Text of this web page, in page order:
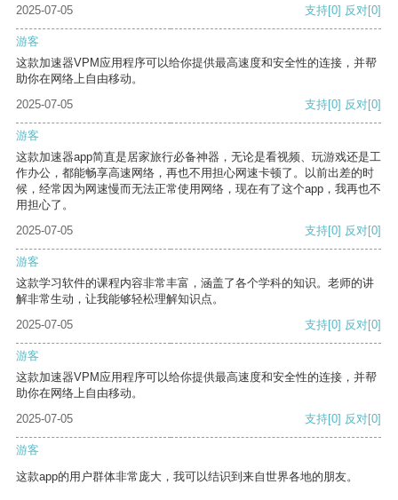
2025-07-05
支持[0] 反对[0]
游客
这款加速器VPM应用程序可以给你提供最高速度和安全性的连接，并帮
助你在网络上自由移动。
2025-07-05
支持[0] 反对[0]
游客
这款加速器app简直是居家旅行必备神器，无论是看视频、玩游戏还是工
作办公，都能畅享高速网络，再也不用担心网速卡顿了。以前出差的时
候，经常因为网速慢而无法正常使用网络，现在有了这个app，我再也不
用担心了。
2025-07-05
支持[0] 反对[0]
游客
这款学习软件的课程内容非常丰富，涵盖了各个学科的知识。老师的讲
解非常生动，让我能够轻松理解知识点。
2025-07-05
支持[0] 反对[0]
游客
这款加速器VPM应用程序可以给你提供最高速度和安全性的连接，并帮
助你在网络上自由移动。
2025-07-05
支持[0] 反对[0]
游客
这款app的用户群体非常庞大，我可以结识到来自世界各地的朋友。